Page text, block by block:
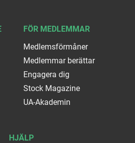
FÖR MEDLEMMAR
Medlemsförmåner
Medlemmar berättar
Engagera dig
Stock Magazine
UA-Akademin
HJÄLP